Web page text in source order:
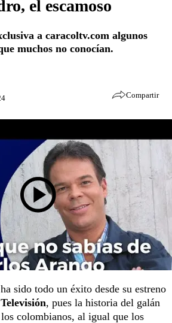
el escamoso
a caracoltv.com algunos
muchos no conocían.
Compartir
ha sido todo un éxito desde su estreno
, pues la historia del galán
colombianos, al igual que los